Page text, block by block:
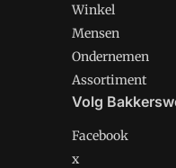
Winkel
Mensen
Ondernemen
Assortiment
Volg
Facebook
x